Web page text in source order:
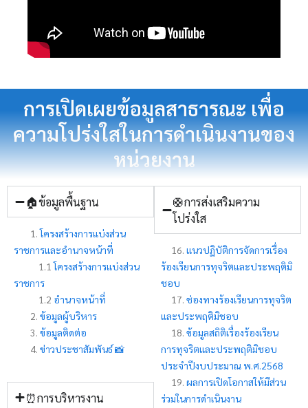
การเปิดเผยข้อมูลสาธารณะ เพื่อ
ความโปร่งใสในการดำเนินงานของ
หน่วยงาน
🏠ข้อมูลพื้นฐาน
1.โครงสร้างการแบ่งส่วน
ราชการและอำนาจหน้าที่
1.1โครงสร้างการแบ่งส่วน
ราชการ
1.2 อำนาจหน้าที่
2. ข้อมูลผู้บริหาร
3. ข้อมูลติดต่อ
4. ข่าวประชาสัมพันธ์ 📸
⏰การบริหารงาน
🛟การส่งเสริมความ
โปร่งใส
16. แนวปฏิบัติการจัดการเรื่อง
ร้องเรียนการทุจริตและประพฤติมิ
ชอบ
17. ช่องทางร้องเรียนการทุจริต
และประพฤติมิชอบ
18. ข้อมูลสถิติเรื่องร้องเรียน
การทุจริตและประพฤติมิชอบ
ประจำปีงบประมาณ พ.ศ.2568
19. ผลการเปิดโอกาสให้มีส่วน
ร่วมในการดำเนินงาน